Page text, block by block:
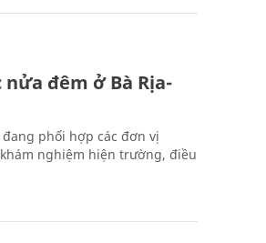
đêm ở Bà Rịa-
phối hợp các đơn vị
nghiệm hiện trường, điều